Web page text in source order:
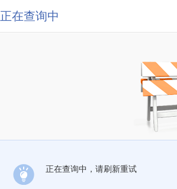
正在查询中
正在查询中，请刷新重试